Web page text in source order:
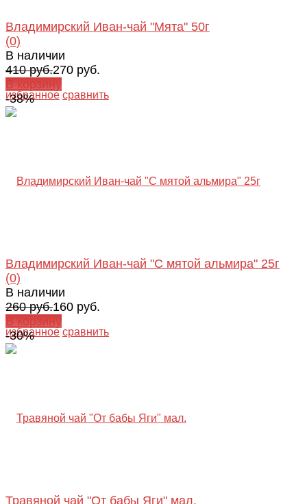
избранное сравнить
Владимирский Иван-чай "Мята" 50г
(0)
В наличии
410 руб.270 руб.
В корзину
-38%
избранное сравнить
Владимирский Иван-чай "С мятой альмира" 25г
(0)
В наличии
260 руб.160 руб.
В корзину
-30%
Травяной чай "От бабы Яги" мал.